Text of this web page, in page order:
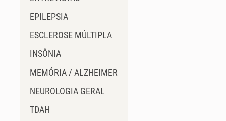
EPILEPSIA
ESCLEROSE MÚLTIPLA
INSÔNIA
MEMÓRIA / ALZHEIMER
NEUROLOGIA GERAL
TDAH